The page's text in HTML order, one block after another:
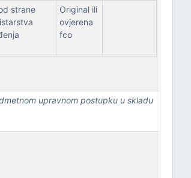
strane
Original ili
ovjerena
fco
upravnom postupku u skladu